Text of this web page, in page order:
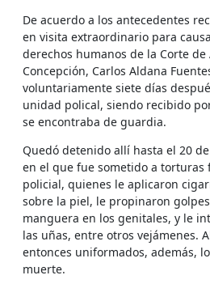
De acuerdo a los antecedentes
en visita extraordinario para
derechos humanos de la Corte de
Concepción, Carlos Aldana
voluntariamente siete días
unidad polical, siendo recibido
se encontraba de guardia.
Quedó detenido allí hasta el 20
en el que fue sometido a torturas
policial, quienes le aplicaron
sobre la piel, le propinaron
manguera en los genitales, y le
las uñas, entre otros vejámenes.
entonces uniformados, además,
muerte.